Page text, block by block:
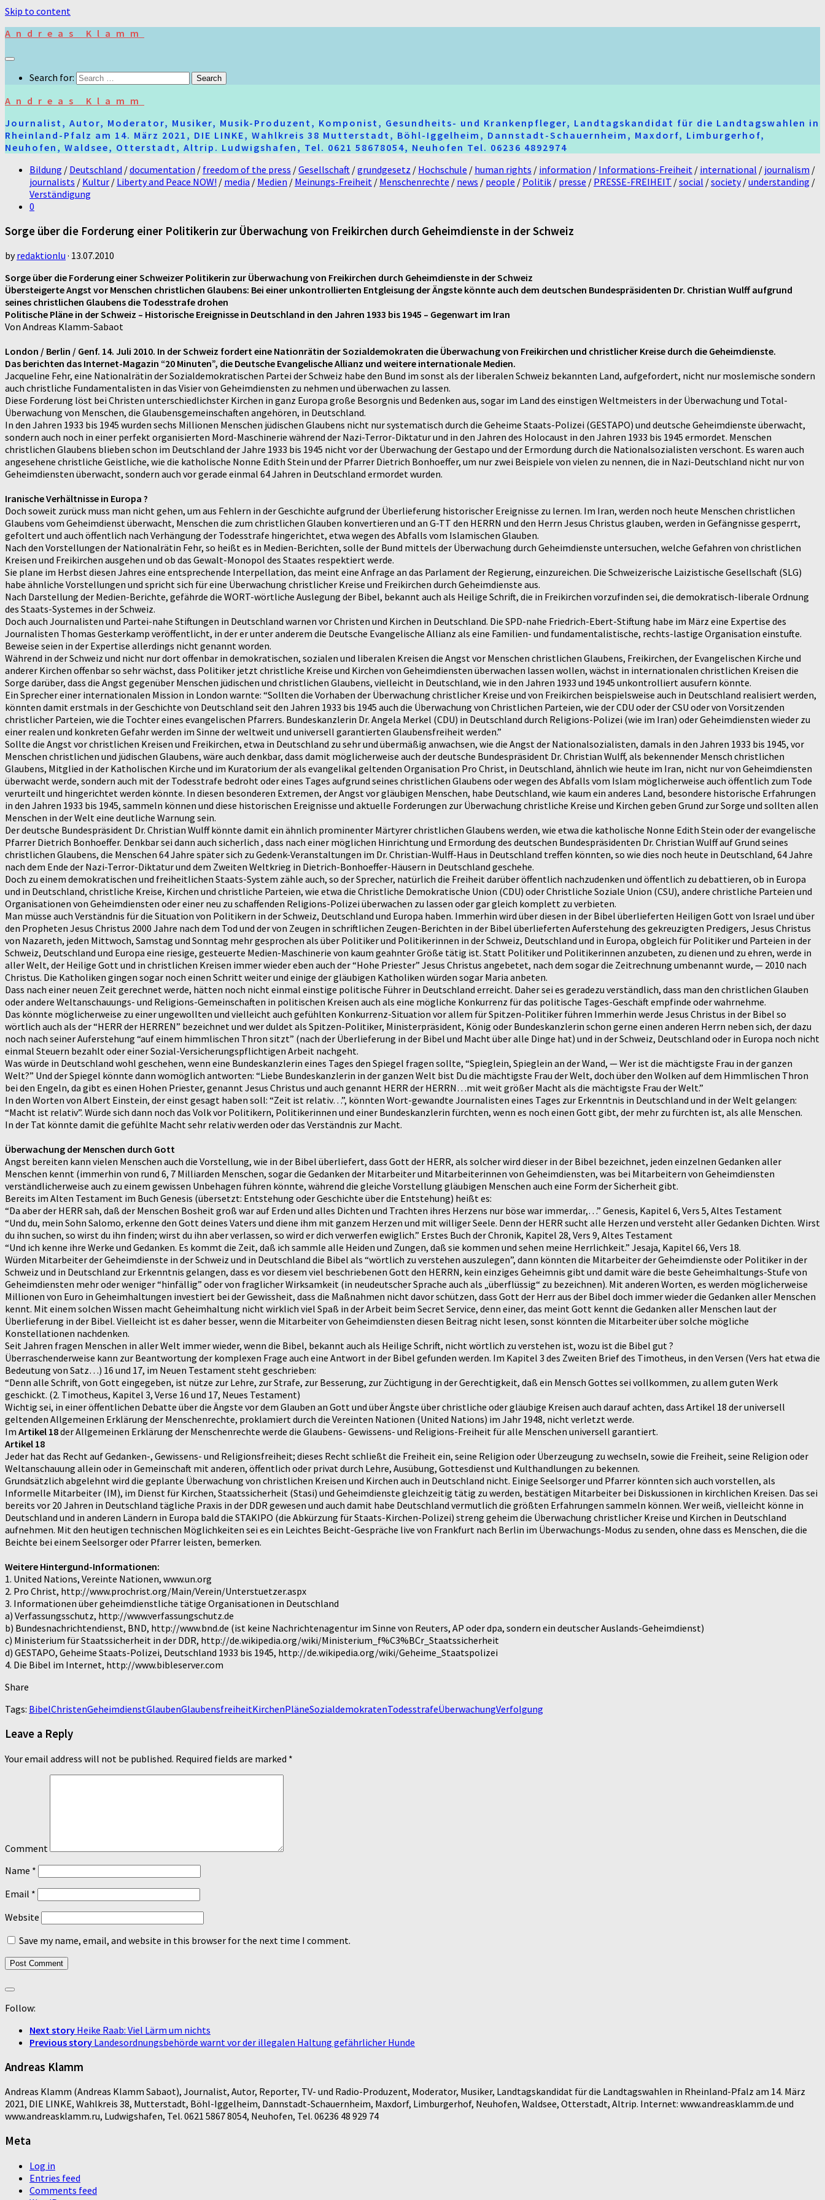
Skip to content
Andreas Klamm
Search for:
Andreas Klamm
Journalist, Autor, Moderator, Musiker, Musik-Produzent, Komponist, Gesundheits- und Krankenpfleger, Landtagskandidat für die Landtagswahlen in
Rheinland-Pfalz am 14. März 2021, DIE LINKE, Wahlkreis 38 Mutterstadt, Böhl-Iggelheim, Dannstadt-Schauernheim, Maxdorf, Limburgerhof,
Neuhofen, Waldsee, Otterstadt, Altrip. Ludwigshafen, Tel. 0621 58678054, Neuhofen Tel. 06236 4892974
Bildung / Deutschland /documentation / freedom of the press /Gesellschaft /grundgesetz / Hochschule / human rights / information / Informations-Freiheit / international / journalism /
journalists / Kultur / Liberty and Peace NOW! / media / Medien / Meinungs-Freiheit / Menschenrechte / news / people / Politik / presse / PRESSE-FREIHEIT /social /society /understanding /
Verständigung
0
Sorge über die Forderung einer Politikerin zur Überwachung von Freikirchen durch Geheimdienste in der Schweiz
byredaktionlu · 13.07.2010
Sorge über die Forderung einer Schweizer Politikerin zur Überwachung von Freikirchen durch Geheimdienste in der Schweiz
Übersteigerte Angst vor Menschen christlichen Glaubens: Bei einer unkontrollierten Entgleisung der Ängste könnte auch dem deutschen Bundespräsidenten Dr. Christian Wulff aufgrund
seines christlichen Glaubens die Todesstrafe drohen
Politische Pläne in der Schweiz – Historische Ereignisse in Deutschland in den Jahren 1933 bis 1945 – Gegenwart im Iran
Von Andreas Klamm-Sabaot
London / Berlin / Genf. 14. Juli 2010. In der Schweiz fordert eine Nationrätin der Sozialdemokraten die Überwachung von Freikirchen und christlicher Kreise durch die Geheimdienste.
Das berichten das Internet-Magazin “20 Minuten”, die Deutsche Evangelische Allianz und weitere internationale Medien.
Jacqueline Fehr, eine Nationalrätin der Sozialdemokratischen Partei der Schweiz habe den Bund im sonst als der liberalen Schweiz bekannten Land, aufgefordert, nicht nur moslemische sondern
auch christliche Fundamentalisten in das Visier von Geheimdiensten zu nehmen und überwachen zu lassen.
Diese Forderung löst bei Christen unterschiedlichster Kirchen in ganz Europa große Besorgnis und Bedenken aus, sogar im Land des einstigen Weltmeisters in der Überwachung und Total-
Überwachung von Menschen, die Glaubensgemeinschaften angehören, in Deutschland.
In den Jahren 1933 bis 1945 wurden sechs Millionen Menschen jüdischen Glaubens nicht nur systematisch durch die Geheime Staats-Polizei (GESTAPO) und deutsche Geheimdienste überwacht,
sondern auch noch in einer perfekt organisierten Mord-Maschinerie während der Nazi-Terror-Diktatur und in den Jahren des Holocaust in den Jahren 1933 bis 1945 ermordet. Menschen
christlichen Glaubens blieben schon im Deutschland der Jahre 1933 bis 1945 nicht vor der Überwachung der Gestapo und der Ermordung durch die Nationalsozialisten verschont. Es waren auch
angesehene christliche Geistliche, wie die katholische Nonne Edith Stein und der Pfarrer Dietrich Bonhoeffer, um nur zwei Beispiele von vielen zu nennen, die in Nazi-Deutschland nicht nur von
Geheimdiensten überwacht, sondern auch vor gerade einmal 64 Jahren in Deutschland ermordet wurden.
Iranische Verhältnisse in Europa ?
Doch soweit zurück muss man nicht gehen, um aus Fehlern in der Geschichte aufgrund der Überlieferung historischer Ereignisse zu lernen. Im Iran, werden noch heute Menschen christlichen
Glaubens vom Geheimdienst überwacht, Menschen die zum christlichen Glauben konvertieren und an G-TT den HERRN und den Herrn Jesus Christus glauben, werden in Gefängnisse gesperrt,
gefoltert und auch öffentlich nach Verhängung der Todesstrafe hingerichtet, etwa wegen des Abfalls vom Islamischen Glauben.
Nach den Vorstellungen der Nationalrätin Fehr, so heißt es in Medien-Berichten, solle der Bund mittels der Überwachung durch Geheimdienste untersuchen, welche Gefahren von christlichen
Kreisen und Freikirchen ausgehen und ob das Gewalt-Monopol des Staates respektiert werde.
Sie plane im Herbst diesen Jahres eine entsprechende Interpellation, das meint eine Anfrage an das Parlament der Regierung, einzureichen. Die Schweizerische Laizistische Gesellschaft (SLG)
habe ähnliche Vorstellungen und spricht sich für eine Überwachung christlicher Kreise und Freikirchen durch Geheimdienste aus.
Nach Darstellung der Medien-Berichte, gefährde die WORT-wörtliche Auslegung der Bibel, bekannt auch als Heilige Schrift, die in Freikirchen vorzufinden sei, die demokratisch-liberale Ordnung
des Staats-Systemes in der Schweiz.
Doch auch Journalisten und Partei-nahe Stiftungen in Deutschland warnen vor Christen und Kirchen in Deutschland. Die SPD-nahe Friedrich-Ebert-Stiftung habe im März eine Expertise des
Journalisten Thomas Gesterkamp veröffentlicht, in der er unter anderem die Deutsche Evangelische Allianz als eine Familien- und fundamentalistische, rechts-lastige Organisation einstufte.
Beweise seien in der Expertise allerdings nicht genannt worden.
Während in der Schweiz und nicht nur dort offenbar in demokratischen, sozialen und liberalen Kreisen die Angst vor Menschen christlichen Glaubens, Freikirchen, der Evangelischen Kirche und
anderer Kirchen offenbar so sehr wächst, dass Politiker jetzt christliche Kreise und Kirchen von Geheimdiensten überwachen lassen wollen, wächst in internationalen christlichen Kreisen die
Sorge darüber, dass die Angst gegenüber Menschen jüdischen und christlichen Glaubens, vielleicht in Deutschland, wie in den Jahren 1933 und 1945 unkontrolliert ausufern könnte.
Ein Sprecher einer internationalen Mission in London warnte: “Sollten die Vorhaben der Überwachung christlicher Kreise und von Freikirchen beispielsweise auch in Deutschland realisiert werden,
könnten damit erstmals in der Geschichte von Deutschland seit den Jahren 1933 bis 1945 auch die Überwachung von Christlichen Parteien, wie der CDU oder der CSU oder von Vorsitzenden
christlicher Parteien, wie die Tochter eines evangelischen Pfarrers. Bundeskanzlerin Dr. Angela Merkel (CDU) in Deutschland durch Religions-Polizei (wie im Iran) oder Geheimdiensten wieder zu
einer realen und konkreten Gefahr werden im Sinne der weltweit und universell garantierten Glaubensfreiheit werden.”
Sollte die Angst vor christlichen Kreisen und Freikirchen, etwa in Deutschland zu sehr und übermäßig anwachsen, wie die Angst der Nationalsozialisten, damals in den Jahren 1933 bis 1945, vor
Menschen christlichen und jüdischen Glaubens, wäre auch denkbar, dass damit möglicherweise auch der deutsche Bundespräsident Dr. Christian Wulff, als bekennender Mensch christlichen
Glaubens, Mitglied in der Katholischen Kirche und im Kuratorium der als evangelikal geltenden Organisation Pro Christ, in Deutschland, ähnlich wie heute im Iran, nicht nur von Geheimdiensten
überwacht werde, sondern auch mit der Todesstrafe bedroht oder eines Tages aufgrund seines christlichen Glaubens oder wegen des Abfalls vom Islam möglicherweise auch öffentlich zum Tode
verurteilt und hingerichtet werden könnte. In diesen besonderen Extremen, der Angst vor gläubigen Menschen, habe Deutschland, wie kaum ein anderes Land, besondere historische Erfahrungen
in den Jahren 1933 bis 1945, sammeln können und diese historischen Ereignisse und aktuelle Forderungen zur Überwachung christliche Kreise und Kirchen geben Grund zur Sorge und sollten allen
Menschen in der Welt eine deutliche Warnung sein.
Der deutsche Bundespräsident Dr. Christian Wulff könnte damit ein ähnlich prominenter Märtyrer christlichen Glaubens werden, wie etwa die katholische Nonne Edith Stein oder der evangelische
Pfarrer Dietrich Bonhoeffer. Denkbar sei dann auch sicherlich , dass nach einer möglichen Hinrichtung und Ermordung des deutschen Bundespräsidenten Dr. Christian Wulff auf Grund seines
christlichen Glaubens, die Menschen 64 Jahre später sich zu Gedenk-Veranstaltungen im Dr. Christian-Wulff-Haus in Deutschland treffen könnten, so wie dies noch heute in Deutschland, 64 Jahre
nach dem Ende der Nazi-Terror-Diktatur und dem Zweiten Weltkrieg in Dietrich-Bonhoeffer-Häusern in Deutschland geschehe.
Doch zu einem demokratischen und freiheitlichen Staats-System zähle auch, so der Sprecher, natürlich die Freiheit darüber öffentlich nachzudenken und öffentlich zu debattieren, ob in Europa
und in Deutschland, christliche Kreise, Kirchen und christliche Parteien, wie etwa die Christliche Demokratische Union (CDU) oder Christliche Soziale Union (CSU), andere christliche Parteien und
Organisationen von Geheimdiensten oder einer neu zu schaffenden Religions-Polizei überwachen zu lassen oder gar gleich komplett zu verbieten.
Man müsse auch Verständnis für die Situation von Politikern in der Schweiz, Deutschland und Europa haben. Immerhin wird über diesen in der Bibel überlieferten Heiligen Gott von Israel und über
den Propheten Jesus Christus 2000 Jahre nach dem Tod und der von Zeugen in schriftlichen Zeugen-Berichten in der Bibel überlieferten Auferstehung des gekreuzigten Predigers, Jesus Christus
von Nazareth, jeden Mittwoch, Samstag und Sonntag mehr gesprochen als über Politiker und Politikerinnen in der Schweiz, Deutschland und in Europa, obgleich für Politiker und Parteien in der
Schweiz, Deutschland und Europa eine riesige, gesteuerte Medien-Maschinerie von kaum geahnter Größe tätig ist. Statt Politiker und Politikerinnen anzubeten, zu dienen und zu ehren, werde in
aller Welt, der Heilige Gott und in christlichen Kreisen immer wieder eben auch der “Hohe Priester” Jesus Christus angebetet, nach dem sogar die Zeitrechnung umbenannt wurde, — 2010 nach
Christus. Die Katholiken gingen sogar noch einen Schritt weiter und einige der gläubigen Katholiken würden sogar Maria anbeten.
Dass nach einer neuen Zeit gerechnet werde, hätten noch nicht einmal einstige politische Führer in Deutschland erreicht. Daher sei es geradezu verständlich, dass man den christlichen Glauben
oder andere Weltanschauungs- und Religions-Gemeinschaften in politischen Kreisen auch als eine mögliche Konkurrenz für das politische Tages-Geschäft empfinde oder wahrnehme.
Das könnte möglicherweise zu einer ungewollten und vielleicht auch gefühlten Konkurrenz-Situation vor allem für Spitzen-Politiker führen Immerhin werde Jesus Christus in der Bibel so
wörtlich auch als der “HERR der HERREN” bezeichnet und wer duldet als Spitzen-Politiker, Ministerpräsident, König oder Bundeskanzlerin schon gerne einen anderen Herrn neben sich, der dazu
noch nach seiner Auferstehung “auf einem himmlischen Thron sitzt” (nach der Überlieferung in der Bibel und Macht über alle Dinge hat) und in der Schweiz, Deutschland oder in Europa noch nicht
einmal Steuern bezahlt oder einer Sozial-Versicherungspflichtigen Arbeit nachgeht.
Was würde in Deutschland wohl geschehen, wenn eine Bundeskanzlerin eines Tages den Spiegel fragen sollte, “Spieglein, Spieglein an der Wand, — Wer ist die mächtigste Frau in der ganzen
Welt?” Und der Spiegel könnte dann womöglich antworten: “Liebe Bundeskanzlerin in der ganzen Welt bist Du die mächtigste Frau der Welt, doch über den Wolken auf dem Himmlischen Thron
bei den Engeln, da gibt es einen Hohen Priester, genannt Jesus Christus und auch genannt HERR der HERRN…mit weit größer Macht als die mächtigste Frau der Welt.”
In den Worten von Albert Einstein, der einst gesagt haben soll: “Zeit ist relativ…”, könnten Wort-gewandte Journalisten eines Tages zur Erkenntnis in Deutschland und in der Welt gelangen:
“Macht ist relativ”. Würde sich dann noch das Volk vor Politikern, Politikerinnen und einer Bundeskanzlerin fürchten, wenn es noch einen Gott gibt, der mehr zu fürchten ist, als alle Menschen.
In der Tat könnte damit die gefühlte Macht sehr relativ werden oder das Verständnis zur Macht.
Überwachung der Menschen durch Gott
Angst bereiten kann vielen Menschen auch die Vorstellung, wie in der Bibel überliefert, dass Gott der HERR, als solcher wird dieser in der Bibel bezeichnet, jeden einzelnen Gedanken aller
Menschen kennt (immerhin von rund 6, 7 Milliarden Menschen, sogar die Gedanken der Mitarbeiter und Mitarbeiterinnen von Geheimdiensten, was bei Mitarbeitern von Geheimdiensten
verständlicherweise auch zu einem gewissen Unbehagen führen könnte, während die gleiche Vorstellung gläubigen Menschen auch eine Form der Sicherheit gibt.
Bereits im Alten Testament im Buch Genesis (übersetzt: Entstehung oder Geschichte über die Entstehung) heißt es:
“Da aber der HERR sah, daß der Menschen Bosheit groß war auf Erden und alles Dichten und Trachten ihres Herzens nur böse war immerdar,…” Genesis, Kapitel 6, Vers 5, Altes Testament
“Und du, mein Sohn Salomo, erkenne den Gott deines Vaters und diene ihm mit ganzem Herzen und mit williger Seele. Denn der HERR sucht alle Herzen und versteht aller Gedanken Dichten. Wirst
du ihn suchen, so wirst du ihn finden; wirst du ihn aber verlassen, so wird er dich verwerfen ewiglich.” Erstes Buch der Chronik, Kapitel 28, Vers 9, Altes Testament
“Und ich kenne ihre Werke und Gedanken. Es kommt die Zeit, daß ich sammle alle Heiden und Zungen, daß sie kommen und sehen meine Herrlichkeit.” Jesaja, Kapitel 66, Vers 18.
Würden Mitarbeiter der Geheimdienste in der Schweiz und in Deutschland die Bibel als “wörtlich zu verstehen auszulegen”, dann könnten die Mitarbeiter der Geheimdienste oder Politiker in der
Schweiz und in Deutschland zur Erkenntnis gelangen, dass es vor diesem viel beschriebenen Gott den HERRN, kein einziges Geheimnis gibt und damit wäre die beste Geheimhaltungs-Stufe von
Geheimdiensten mehr oder weniger “hinfällig” oder von fraglicher Wirksamkeit (in neudeutscher Sprache auch als „überflüssig“ zu bezeichnen). Mit anderen Worten, es werden möglicherweise
Millionen von Euro in Geheimhaltungen investiert bei der Gewissheit, dass die Maßnahmen nicht davor schützen, dass Gott der Herr aus der Bibel doch immer wieder die Gedanken aller Menschen
kennt. Mit einem solchen Wissen macht Geheimhaltung nicht wirklich viel Spaß in der Arbeit beim Secret Service, denn einer, das meint Gott kennt die Gedanken aller Menschen laut der
Überlieferung in der Bibel. Vielleicht ist es daher besser, wenn die Mitarbeiter von Geheimdiensten diesen Beitrag nicht lesen, sonst könnten die Mitarbeiter über solche mögliche
Konstellationen nachdenken.
Seit Jahren fragen Menschen in aller Welt immer wieder, wenn die Bibel, bekannt auch als Heilige Schrift, nicht wörtlich zu verstehen ist, wozu ist die Bibel gut ?
Überraschenderweise kann zur Beantwortung der komplexen Frage auch eine Antwort in der Bibel gefunden werden. Im Kapitel 3 des Zweiten Brief des Timotheus, in den Versen (Vers hat etwa die
Bedeutung von Satz…) 16 und 17, im Neuen Testament steht geschrieben:
“Denn alle Schrift, von Gott eingegeben, ist nütze zur Lehre, zur Strafe, zur Besserung, zur Züchtigung in der Gerechtigkeit, daß ein Mensch Gottes sei vollkommen, zu allem guten Werk
geschickt. (2. Timotheus, Kapitel 3, Verse 16 und 17, Neues Testament)
Wichtig sei, in einer öffentlichen Debatte über die Ängste vor dem Glauben an Gott und über Ängste über christliche oder gläubige Kreisen auch darauf achten, dass Artikel 18 der universell
geltenden Allgemeinen Erklärung der Menschenrechte, proklamiert durch die Vereinten Nationen (United Nations) im Jahr 1948, nicht verletzt werde.
Im Artikel 18der Allgemeinen Erklärung der Menschenrechte werde die Glaubens- Gewissens- und Religions-Freiheit für alle Menschen universell garantiert.
Artikel 18
Jeder hat das Recht auf Gedanken-, Gewissens- und Religionsfreiheit; dieses Recht schließt die Freiheit ein, seine Religion oder Überzeugung zu wechseln, sowie die Freiheit, seine Religion oder
Weltanschauung allein oder in Gemeinschaft mit anderen, öffentlich oder privat durch Lehre, Ausübung, Gottesdienst und Kulthandlungen zu bekennen.
Grundsätzlich abgelehnt wird die geplante Überwachung von christlichen Kreisen und Kirchen auch in Deutschland nicht. Einige Seelsorger und Pfarrer könnten sich auch vorstellen, als
Informelle Mitarbeiter (IM), im Dienst für Kirchen, Staatssicherheit (Stasi) und Geheimdienste gleichzeitig tätig zu werden, bestätigen Mitarbeiter bei Diskussionen in kirchlichen Kreisen. Das sei
bereits vor 20 Jahren in Deutschland tägliche Praxis in der DDR gewesen und auch damit habe Deutschland vermutlich die größten Erfahrungen sammeln können. Wer weiß, vielleicht könne in
Deutschland und in anderen Ländern in Europa bald die STAKIPO (die Abkürzung für Staats-Kirchen-Polizei) streng geheim die Überwachung christlicher Kreise und Kirchen in Deutschland
aufnehmen. Mit den heutigen technischen Möglichkeiten sei es ein Leichtes Beicht-Gespräche live von Frankfurt nach Berlin im Überwachungs-Modus zu senden, ohne dass es Menschen, die die
Beichte bei einem Seelsorger oder Pfarrer leisten, bemerken.
Weitere Hintergund-Informationen:
1. United Nations, Vereinte Nationen, www.un.org
2. Pro Christ, http://www.prochrist.org/Main/Verein/Unterstuetzer.aspx
3. Informationen über geheimdienstliche tätige Organisationen in Deutschland
a) Verfassungsschutz, http://www.verfassungschutz.de
b) Bundesnachrichtendienst, BND, http://www.bnd.de (ist keine Nachrichtenagentur im Sinne von Reuters, AP oder dpa, sondern ein deutscher Auslands-Geheimdienst)
c) Ministerium für Staatssicherheit in der DDR, http://de.wikipedia.org/wiki/Ministerium_f%C3%BCr_Staatssicherheit
d) GESTAPO, Geheime Staats-Polizei, Deutschland 1933 bis 1945, http://de.wikipedia.org/wiki/Geheime_Staatspolizei
4. Die Bibel im Internet, http://www.bibleserver.com
Share
Tags: BibelChristenGeheimdienstGlaubenGlaubensfreiheitKirchenPläneSozialdemokratenTodesstrafeÜberwachungVerfolgung
Leave a Reply
Your email address will not be published. Required fields are marked *
Comment
Name *
Email *
Website
Save my name, email, and website in this browser for the next time I comment.
Follow:
Next story Heike Raab: Viel Lärm um nichts
Previous story Landesordnungsbehörde warnt vor der illegalen Haltung gefährlicher Hunde
Andreas Klamm
Andreas Klamm (Andreas Klamm Sabaot), Journalist, Autor, Reporter, TV- und Radio-Produzent, Moderator, Musiker, Landtagskandidat für die Landtagswahlen in Rheinland-Pfalz am 14. März
2021, DIE LINKE, Wahlkreis 38, Mutterstadt, Böhl-Iggelheim, Dannstadt-Schauernheim, Maxdorf, Limburgerhof, Neuhofen, Waldsee, Otterstadt, Altrip. Internet: www.andreasklamm.de und
www.andreasklamm.ru, Ludwigshafen, Tel. 0621 5867 8054, Neuhofen, Tel. 06236 48 929 74
Meta
Log in
Entries feed
Comments feed